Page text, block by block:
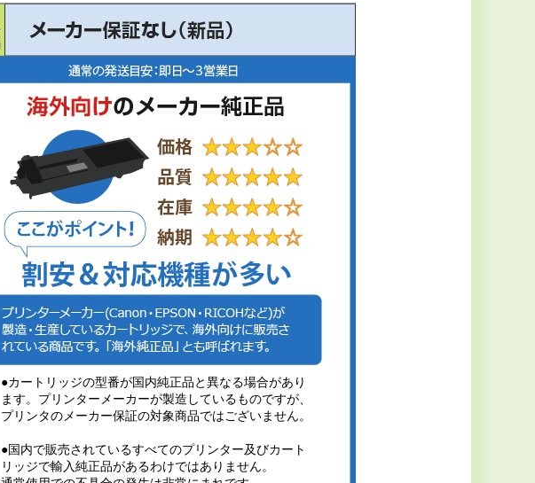
●カートリッジの型番が国内純正品と異なる場合があり
ます。プリンターメーカーが製造しているものですが、
プリンタのメーカー保証の対象商品ではございません。
●国内で販売されているすべてのプリンター及びカート
リッジで輸入純正品があるわけではありません。